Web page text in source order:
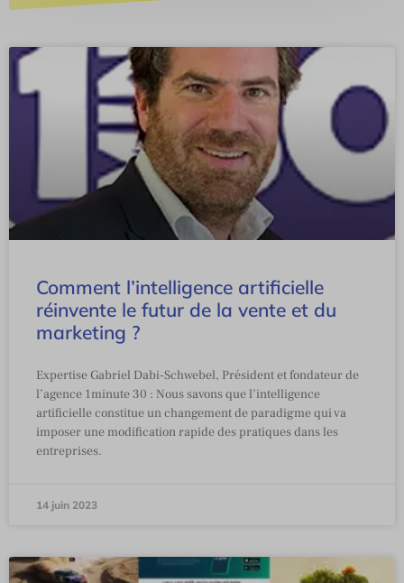
Comment l’intelligence artificielle
réinvente le futur de la vente et du
marketing ?
Expertise Gabriel Dabi-Schwebel, Président et fondateur de
l’agence 1minute 30 : Nous savons que l’intelligence
artificielle constitue un changement de paradigme qui va
imposer une modification rapide des pratiques dans les
entreprises.
14 juin 2023